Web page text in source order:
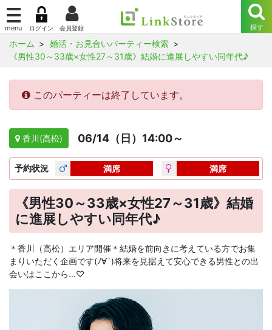
ホーム
婚活・お見合いパーティー検索
《男性30～33歳×女性27～31歳》結婚に進展しやすい同年代♪
このパーティーは終了しています。
香川(高松) 06/14（日）14:00～
予約状況 満席 満席
《男性30～33歳×女性27～31歳》結婚
に進展しやすい同年代♪
＊香川（高松）エリア開催＊結婚を前向きに考えている方でお集
まりいただく企画です(ﾉ∀`)将来を見据えて安心できる男性との出
会いはここから...♡